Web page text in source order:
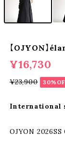
【OJYON】
¥16,730
¥23,900
International
OJYON